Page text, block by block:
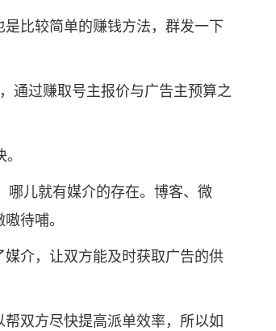
比较简单的赚钱方法，群发一下
通过赚取号主报价与广告主预算之
儿就有媒介的存在。博客、微
待哺。
介，让双方能及时获取广告的供
双方尽快提高派单效率，所以如